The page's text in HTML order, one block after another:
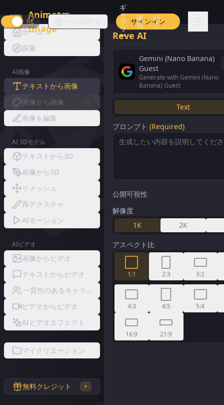
Animate
Image
ホ
ム
ギ
ャ
ラ
リ
ー
価
格
紹
介
サインイン
ホーム
探索
AI画像
テキストから画像
画像から画像
画像を編集
AI 3Dモデル
テキストから3D
画像から3D
リメッシュ
再テクスチャ
AIモーション
AIビデオ
画像からビデオ
テキストからビデオ
一貫性のあるキャラクタービデオ
ビデオからビデオ
AIビデオエフェクト
マイクリエーション
無料クレジット +
Reve AI
Gemini (Nano Banana)
Guest
Generate with Gemini (Nano
Banana) Guest
Text
プロンプト (Required)
公開可視性
解像度
1K
2K
アスペクト比
1:1 2:3 3:2
4:3 4:5 5:4
16:9 21:9